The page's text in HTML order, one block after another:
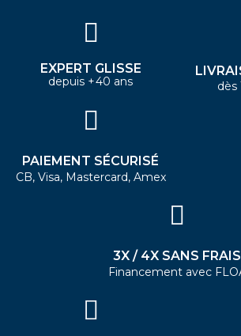
EXPERT GLISSE
depuis +40 ans dès
PAIEMENT SÉCURISÉ
CB, Visa, Mastercard, Amex
3X / 4X SANS FRAIS
Financement avec